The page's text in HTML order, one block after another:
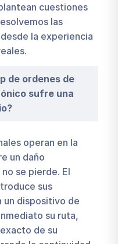
cuestiones
las
la experiencia
de ordenes de
sufre una
operan en la
un daño
se pierde. El
sus
un dispositivo de
su ruta,
de su